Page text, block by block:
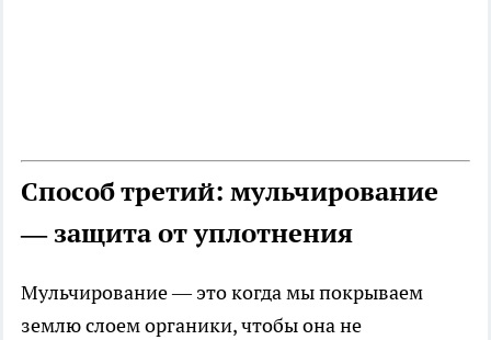
Способ третий: мульчирование
— защита от уплотнения
Мульчирование — это когда мы покрываем
землю слоем органики, чтобы она не